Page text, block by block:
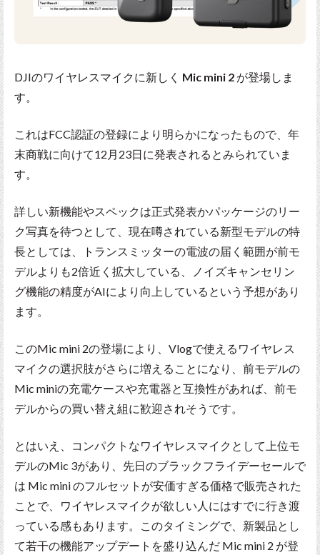
DJIのワイヤレスマイクに新しく Mic mini 2 が登場しま
す。
これはFCC認証の登録により明らかになったもので、年
末商戦に向けて12月23日に発表されるとみられていま
す。
詳しい新機能やスペックは正式発表かパッケージのリー
ク写真を待つとして、現在噂されている新型モデルの特
長としては、トランスミッターの電波の届く範囲が前モ
デルよりも2倍近く拡大している、ノイズキャンセリン
グ機能の精度がAIにより向上しているという予想があり
ます。
このMic mini 2の登場により、Vlogで使えるワイヤレス
マイクの選択肢がさらに増えることになり、前モデルの
Mic miniの充電ケースや充電器と互換性があれば、前モ
デルからの買い替え組に歓迎されそうです。
とはいえ、コンパクトなワイヤレスマイクとして上位モ
デルのMic 3があり、先日のブラックフライデーセールで
は Mic mini のフルセットが安価すぎる価格で販売された
ことで、ワイヤレスマイクが欲しい人にはすでに行き渡
っている感もあります。このタイミングで、新製品とし
て若干の機能アップデートを盛り込んだ Mic mini 2 が登